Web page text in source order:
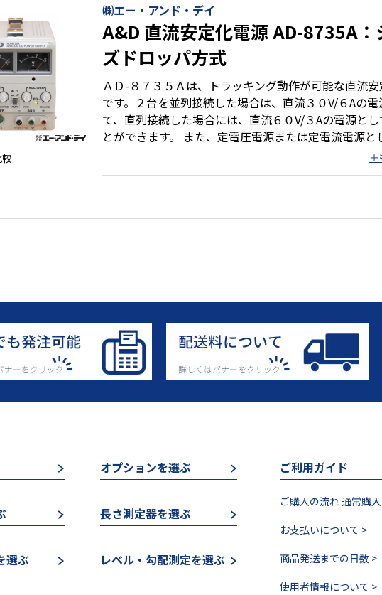
㈱エー・アンド・デイ
A&D 直流安定化電源 AD-8735A：シリー
ズドロッパ方式
ＡＤ-８７３５Ａは、トラッキング動作が可能な直流
です。２台を並列接続した場合は、直流３０V/６Aの電
て、直列接続した場合には、直流６０V/３Aの電源と
とができます。 また、定電圧電源または定電流電源と
を低く抑え優れた負荷安定性 ●連続が把握できるアナ
オプションを選ぶ
長さ測定器を選ぶ
選ぶ レベル・勾配測定を選ぶ
ご利用ガイド
ご購入の流れ 通常購
お支払いについて >
商品発送までの日数 >
使用者情報について >